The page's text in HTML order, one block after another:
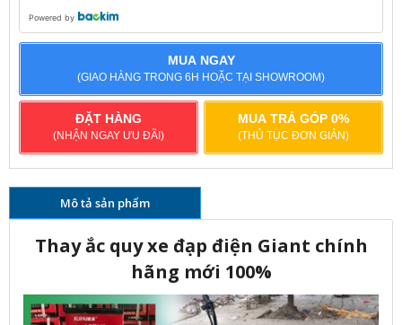
Powered by
MUA NGAY
(GIAO HÀNG TRONG 6H HOẶC TẠI SHOWROOM)
ĐẶT HÀNG
(NHẬN NGAY ƯU ĐÃI)
MUA TRẢ GÓP 0%
(THỦ TỤC ĐƠN GIẢN)
Mô tả sản phẩm
Thay ắc quy xe đạp điện Giant chính
hãng mới 100%